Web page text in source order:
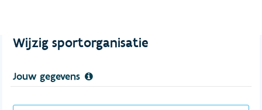
Wijzig sportorganisatie
Jouw gegevens